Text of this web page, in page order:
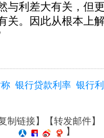
与利差大有关，但
关。因此从根本上
银行贷款利率 银行
制链接】【转发邮件】
】